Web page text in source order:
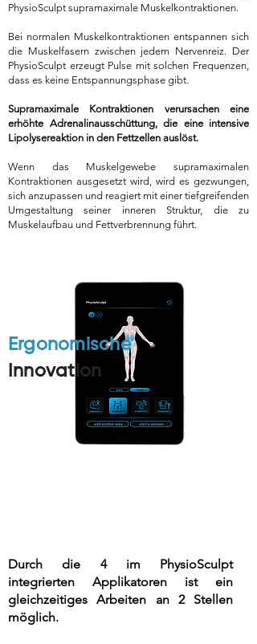
PhysioSculpt supramaximale Muskelkontraktionen.
Bei normalen Muskelkontraktionen entspannen sich
die Muskelfasern zwischen jedem Nervenreiz. Der
PhysioSculpt erzeugt Pulse mit solchen Frequenzen,
dass es keine Entspannungsphase gibt.
Supramaximale Kontraktionen verursachen eine
erhöhte Adrenalinausschüttung, die eine intensive
Lipolysereaktion in den Fettzellen auslöst.
Wenn das Muskelgewebe supramaximalen
Kontraktionen ausgesetzt wird, wird es gezwungen,
sich anzupassen und reagiert mit einer tiefgreifenden
Umgestaltung seiner inneren Struktur, die zu
Muskelaufbau und Fettverbrennung führt.
Ergonomische
Innovation
Durch die 4 im PhysioSculpt
integrierten Applikatoren ist ein
gleichzeitiges Arbeiten an 2 Stellen
möglich.